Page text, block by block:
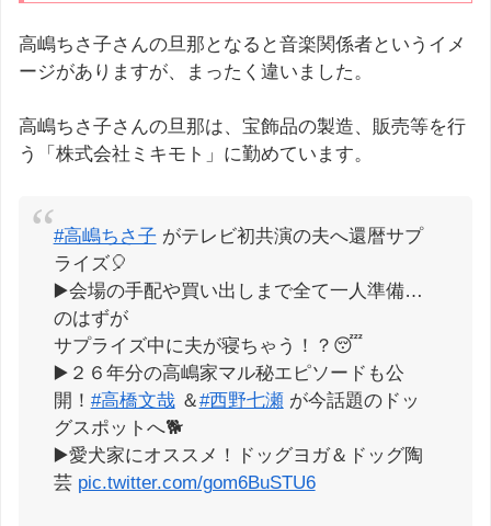
高嶋ちさ子さんの旦那となると音楽関係者というイメ
ージがありますが、まったく違いました。
高嶋ちさ子さんの旦那は、宝飾品の製造、販売等を行
う「株式会社ミキモト」に勤めています。
#高嶋ちさ子 がテレビ初共演の夫へ還暦サプ
ライズ🎈
▶️会場の手配や買い出しまで全て一人準備…
のはずが
サプライズ中に夫が寝ちゃう！？😴
▶️２６年分の高嶋家マル秘エピソードも公
開！ #高橋文哉＆#西野七瀬 が今話題のドッ
グスポットへ🐕
▶️愛犬家にオススメ！ドッグヨガ＆ドッグ陶
芸 pic.twitter.com/gom6BuSTU6